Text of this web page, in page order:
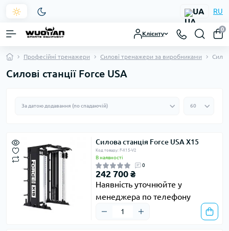
UA RU
Клієнту
0
Професійні тренажери Силові тренажери за виробниками
Силові станції Force USA
Силова станція Force USA X15
Код товару: F-X15-V2
В наявності
0
242 700 ₴
Наявність уточнюйте у
менеджера по телефону